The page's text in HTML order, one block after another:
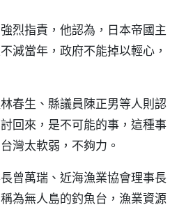
烈指責，他認為，日本帝國主
減當年，政府不能掉以輕心，
春生、縣議員陳正男等人則認
回來，是不可能的事，這種事
灣太軟弱，不夠力。
曾萬瑞、近海漁業協會理事長
為無人島的釣魚台，漁業資源